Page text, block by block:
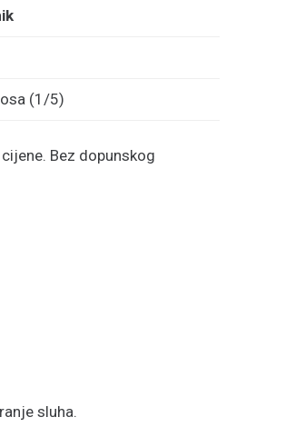
(1/5)
Bez dopunskog
sluha.